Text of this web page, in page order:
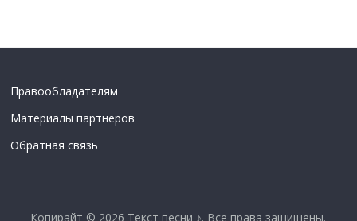
Правообладателям
Материалы партнеров
Обратная связь
Копирайт © 2026 Текст песни ♪. Все права защищены.